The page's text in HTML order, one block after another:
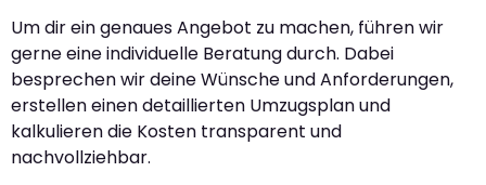
Um dir ein genaues Angebot zu machen, führen wir
gerne eine individuelle Beratung durch. Dabei
besprechen wir deine Wünsche und Anforderungen,
erstellen einen detaillierten Umzugsplan und
kalkulieren die Kosten transparent und
nachvollziehbar.